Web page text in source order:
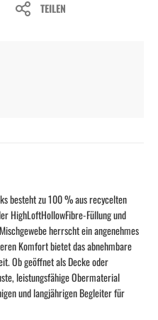
TEILEN
besteht zu 100 % aus recycelten
HighLoftHollowFibre-Füllung und
herrscht ein angenehmes
Komfort bietet das abnehmbare
Ob geöffnet als Decke oder
leistungsfähige Obermaterial
und langjährigen Begleiter für